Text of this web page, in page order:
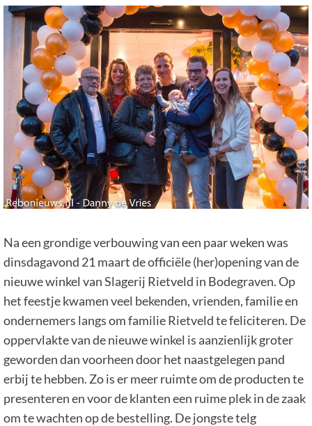
Na een grondige verbouwing van een paar weken was
dinsdagavond 21 maart de officiële (her)opening van de
nieuwe winkel van Slagerij Rietveld in Bodegraven. Op
het feestje kwamen veel bekenden, vrienden, familie en
ondernemers langs om familie Rietveld te feliciteren. De
oppervlakte van de nieuwe winkel is aanzienlijk groter
geworden dan voorheen door het naastgelegen pand
erbij te hebben. Zo is er meer ruimte om de producten te
presenteren en voor de klanten een ruime plek in de zaak
om te wachten op de bestelling. De jongste telg